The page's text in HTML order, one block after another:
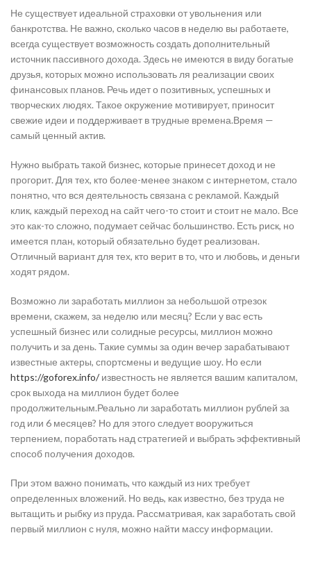
Не существует идеальной страховки от увольнения или
банкротства. Не важно, сколько часов в неделю вы работаете,
всегда существует возможность создать дополнительный
источник пассивного дохода. Здесь не имеются в виду богатые
друзья, которых можно использовать ля реализации своих
финансовых планов. Речь идет о позитивных, успешных и
творческих людях. Такое окружение мотивирует, приносит
свежие идеи и поддерживает в трудные времена.Время —
самый ценный актив.
Нужно выбрать такой бизнес, которые принесет доход и не
прогорит. Для тех, кто более-менее знаком с интернетом, стало
понятно, что вся деятельность связана с рекламой. Каждый
клик, каждый переход на сайт чего-то стоит и стоит не мало. Все
это как-то сложно, подумает сейчас большинство. Есть риск, но
имеется план, который обязательно будет реализован.
Отличный вариант для тех, кто верит в то, что и любовь, и деньги
ходят рядом.
Возможно ли заработать миллион за небольшой отрезок
времени, скажем, за неделю или месяц? Если у вас есть
успешный бизнес или солидные ресурсы, миллион можно
получить и за день. Такие суммы за один вечер зарабатывают
известные актеры, спортсмены и ведущие шоу. Но если
https://goforex.info/известность не является вашим капиталом,
срок выхода на миллион будет более
продолжительным.Реально ли заработать миллион рублей за
год или 6 месяцев? Но для этого следует вооружиться
терпением, поработать над стратегией и выбрать эффективный
способ получения доходов.
При этом важно понимать, что каждый из них требует
определенных вложений. Но ведь, как известно, без труда не
вытащить и рыбку из пруда. Рассматривая, как заработать свой
первый миллион с нуля, можно найти массу информации.